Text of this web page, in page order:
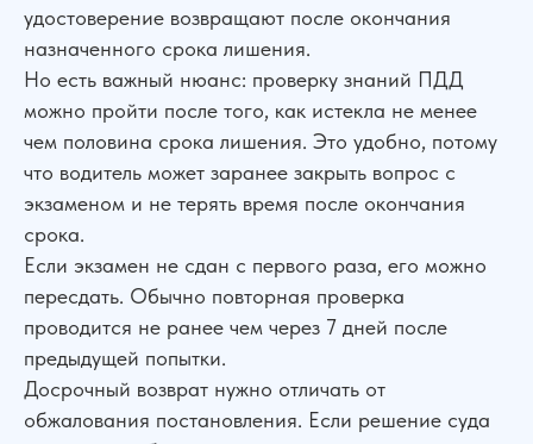
удостоверение возвращают после окончания
назначенного срока лишения.
Но есть важный нюанс: проверку знаний ПДД
можно пройти после того, как истекла не менее
чем половина срока лишения. Это удобно, потому
что водитель может заранее закрыть вопрос с
экзаменом и не терять время после окончания
срока.
Если экзамен не сдан с первого раза, его можно
пересдать. Обычно повторная проверка
проводится не ранее чем через 7 дней после
предыдущей попытки.
Досрочный возврат нужно отличать от
обжалования постановления. Если решение суда